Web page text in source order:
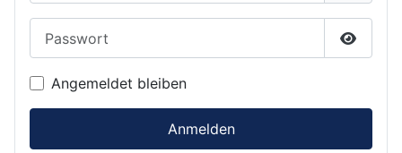
Angemeldet bleiben
Anmelden